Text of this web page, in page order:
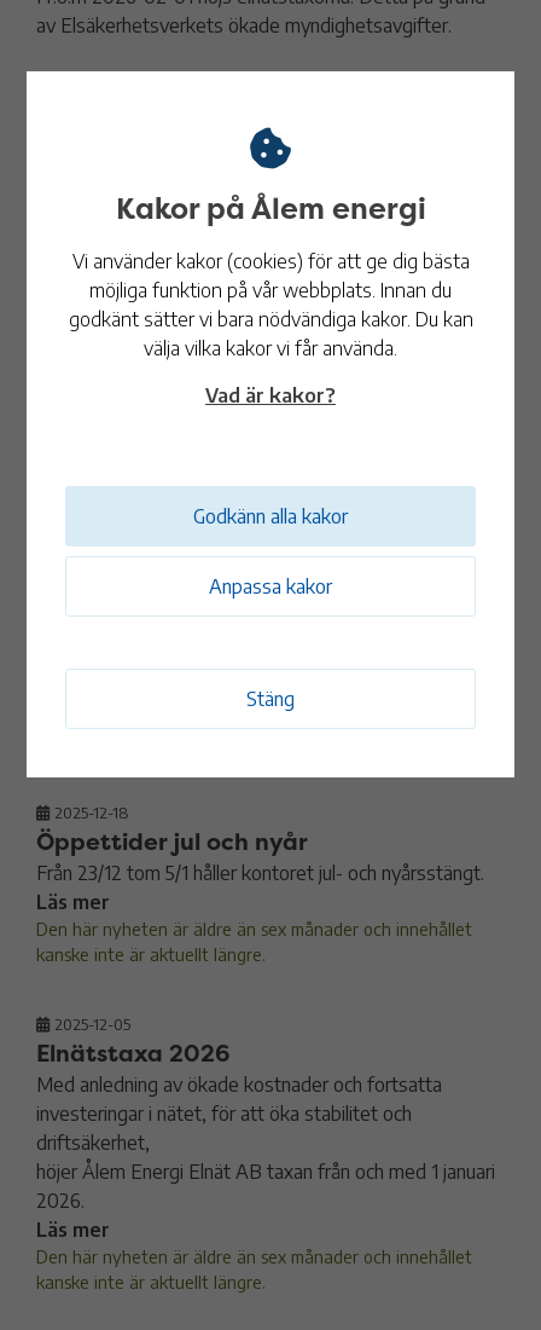
av Elsäkerhetsverkets ökade myndighetsavgifter.
Sverige behöver elektrifieras för att nå klimatmålen -
Vi vill lyfta vilken drömbransch energibranschen är, och
på Ålem Energi vill vi gärna dela med oss av hur en
vanlig arbetsdag kan se ut hos oss.
Information med anledning av helgens
Det kraftiga snöfallet under helgen orsakade tillfälliga
Den här nyheten är äldre än sex månader och innehållet
2025-12-18
Öppettider jul och nyår
Från 23/12 tom 5/1 håller kontoret jul- och nyårsstängt.
Läs mer
Den här nyheten är äldre än sex månader och innehållet
kanske inte är aktuellt längre.
2025-12-05
Elnätstaxa 2026
Med anledning av ökade kostnader och fortsatta
investeringar i nätet, för att öka stabilitet och
driftsäkerhet,
höjer Ålem Energi Elnät AB taxan från och med 1 januari
2026.
Läs mer
Den här nyheten är äldre än sex månader och innehållet
kanske inte är aktuellt längre.
Kakor på Ålem energi
Vi använder kakor (cookies) för att ge dig bästa
möjliga funktion på vår webbplats. Innan du
godkänt sätter vi bara nödvändiga kakor. Du kan
välja vilka kakor vi får använda.
Vad är kakor?
Anpassa kakor
Stäng
Godkänn alla kakor